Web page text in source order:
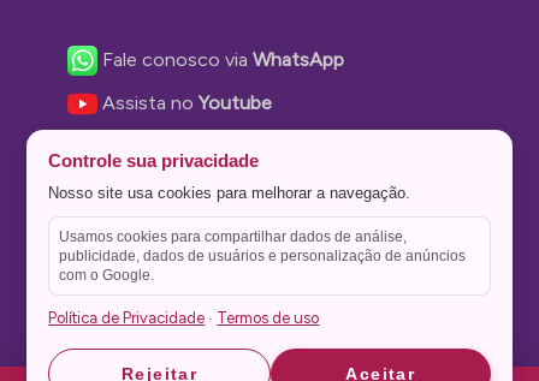
Fale conosco viaWhatsApp
Assista noYoutube
Nos siga no Instagram
Nos siga noTwitter
Salve no
Controle sua privacidade
Nosso site usa cookies para melhorar a navegação.
Usamos cookies para compartilhar dados de análise,
publicidade, dados de usuários e personalização de anúncios
com o Google.
Política de Privacidade · Termos de uso
Rejeitar Aceitar